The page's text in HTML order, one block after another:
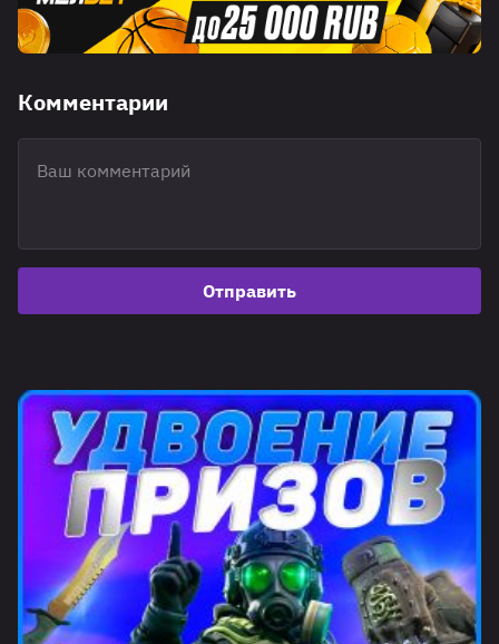
Комментарии
Отправить